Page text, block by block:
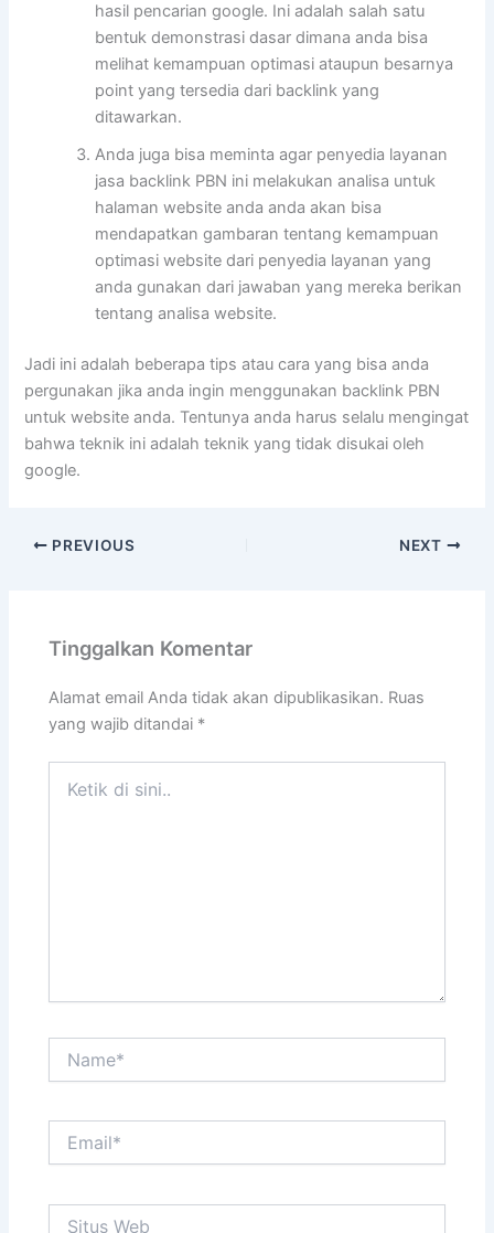
hasil pencarian google. Ini adalah salah satu
bentuk demonstrasi dasar dimana anda bisa
melihat kemampuan optimasi ataupun besarnya
point yang tersedia dari backlink yang
ditawarkan.
Anda juga bisa meminta agar penyedia layanan
jasa backlink PBN ini melakukan analisa untuk
halaman website anda anda akan bisa
mendapatkan gambaran tentang kemampuan
optimasi website dari penyedia layanan yang
anda gunakan dari jawaban yang mereka berikan
tentang analisa website.
Jadi ini adalah beberapa tips atau cara yang bisa anda
pergunakan jika anda ingin menggunakan backlink PBN
untuk website anda. Tentunya anda harus selalu mengingat
bahwa teknik ini adalah teknik yang tidak disukai oleh
google.
PREVIOUS NEXT
Tinggalkan Komentar
Alamat email Anda tidak akan dipublikasikan. Ruas
yang wajib ditandai *